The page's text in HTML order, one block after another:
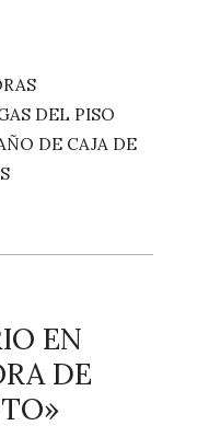
DEL PISO
DE CAJA DE
EN
DE